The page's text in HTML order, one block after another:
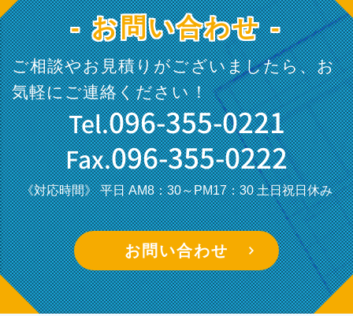
- お問い合わせ -
ご相談やお見積りがございましたら、お
気軽にご連絡ください！
Tel.096-355-0221
Fax.096-355-0222
《対応時間》 平日 AM8：30～PM17：30土日祝日休み
お問い合わせ